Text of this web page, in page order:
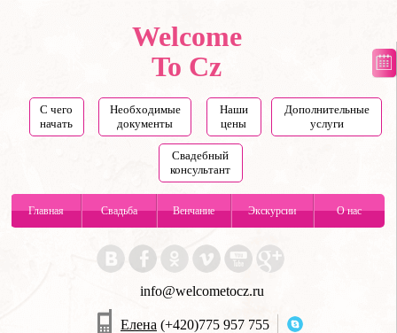
Welcome
To Cz
С чего
начать
Необходимые
документы
Наши
цены
Дополнительные
услуги
Свадебный
консультант
Главная Свадьба Венчание Экскурсии О нас
info@welcometocz.ru
Елена (+420)775 957 755